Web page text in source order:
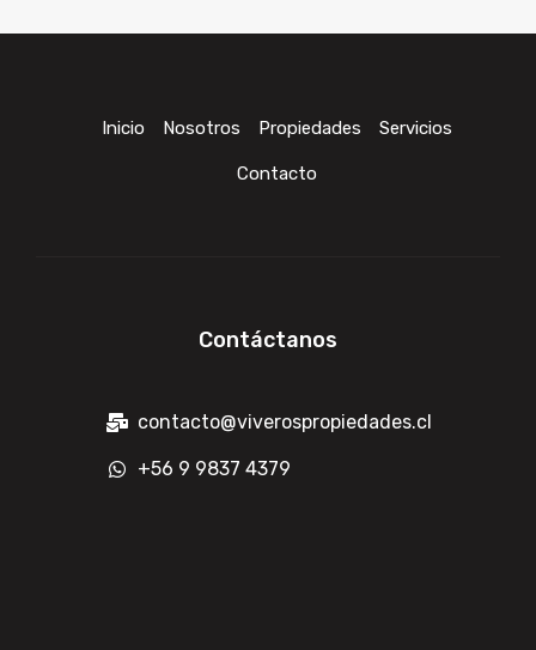
Inicio Nosotros Propiedades Servicios
Contacto
Contáctanos
contacto@viverospropiedades.cl
+56 9 9837 4379